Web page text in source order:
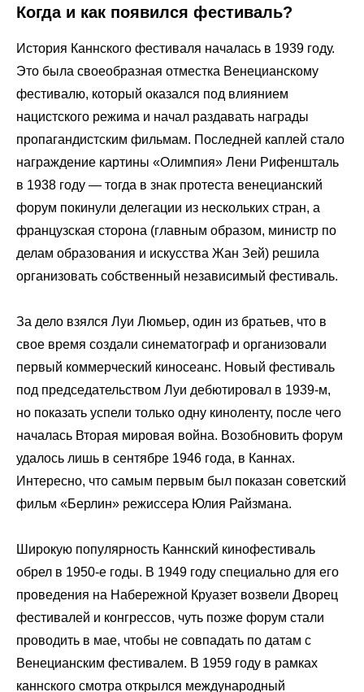
Когда и как появился фестиваль?
История Каннского фестиваля началась в 1939 году.
Это была своеобразная отместка Венецианскому
фестивалю, который оказался под влиянием
нацистского режима и начал раздавать награды
пропагандистским фильмам. Последней каплей стало
награждение картины «Олимпия» Лени Рифеншталь
в 1938 году — тогда в знак протеста венецианский
форум покинули делегации из нескольких стран, а
французская сторона (главным образом, министр по
делам образования и искусства Жан Зей) решила
организовать собственный независимый фестиваль.
За дело взялся Луи Люмьер, один из братьев, что в
свое время создали синематограф и организовали
первый коммерческий киносеанс. Новый фестиваль
под председательством Луи дебютировал в 1939-м,
но показать успели только одну киноленту, после чего
началась Вторая мировая война. Возобновить форум
удалось лишь в сентябре 1946 года, в Каннах.
Интересно, что самым первым был показан советский
фильм «Берлин» режиссера Юлия Райзмана.
Широкую популярность Каннский кинофестиваль
обрел в 1950-е годы. В 1949 году специально для его
проведения на Набережной Круазет возвели Дворец
фестивалей и конгрессов, чуть позже форум стали
проводить в мае, чтобы не совпадать по датам с
Венецианским фестивалем. В 1959 году в рамках
каннского смотра открылся международный